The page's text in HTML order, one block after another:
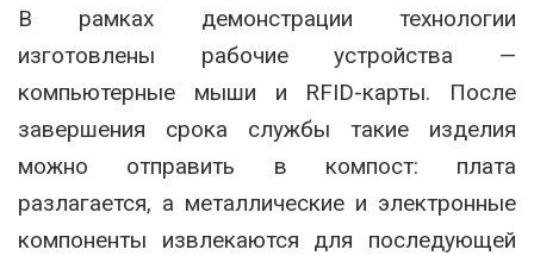
В рамках демонстрации технологии
изготовлены рабочие устройства —
компьютерные мыши и RFID-карты. После
завершения срока службы такие изделия
можно отправить в компост: плата
разлагается, а металлические и электронные
компоненты извлекаются для последующей